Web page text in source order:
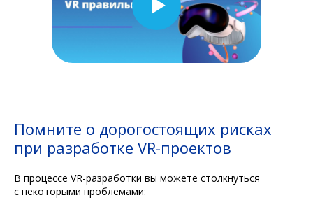
Помните о дорогостоящих рисках
при разработке VR-проектов
В процессе VR-разработки вы можете столкнуться
с некоторыми проблемами: